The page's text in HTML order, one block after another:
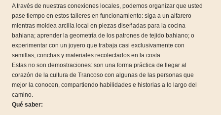
A través de nuestras conexiones locales, podemos organizar que usted
pase tiempo en estos talleres en funcionamiento: siga a un alfarero
mientras moldea arcilla local en piezas diseñadas para la cocina
bahiana; aprender la geometría de los patrones de tejido bahiano; o
experimentar con un joyero que trabaja casi exclusivamente con
semillas, conchas y materiales recolectados en la costa.
Estas no son demostraciones: son una forma práctica de llegar al
corazón de la cultura de Trancoso con algunas de las personas que
mejor la conocen, compartiendo habilidades e historias a lo largo del
camino.
Qué saber: